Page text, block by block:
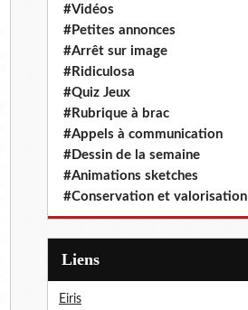
#Vidéos
#Petites annonces
#Arrêt sur image
#Ridiculosa
#Quiz Jeux
#Rubrique à brac
#Appels à communication
#Dessin de la semaine
#Animations sketches
#Conservation et valorisation
Liens
Eiris